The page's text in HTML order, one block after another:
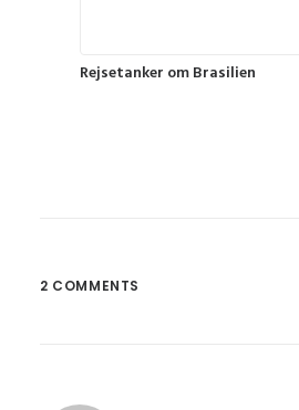
Rejsetanker om Brasilien
2 COMMENTS